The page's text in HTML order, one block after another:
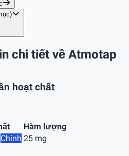
chi tiết về Atmotap
hoạt chất
Hàm lượng
Chính 25 mg